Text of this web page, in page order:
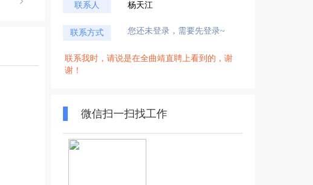
联系人 杨天江
联系方式 您还未登录，需要先登录~
联系我时，请说是在全曲靖直聘上看到的，谢
谢！
微信扫一扫找工作